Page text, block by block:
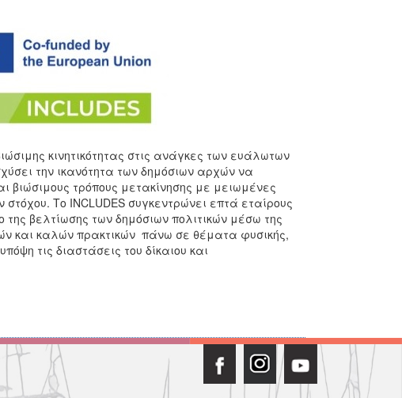
κινητικότητας στις ανάγκες των ευάλωτων
την ικανότητα των δημόσιων αρχών να
βιώσιμους τρόπους μετακίνησης με μειωμένες
Το INCLUDES συγκεντρώνει επτά εταίρους
της βελτίωσης των δημόσιων πολιτικών μέσω της
και καλών πρακτικών πάνω σε θέματα φυσικής,
τις διαστάσεις του δίκαιου και